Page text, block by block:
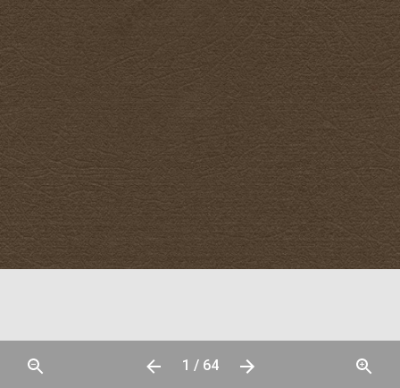
1 / 64